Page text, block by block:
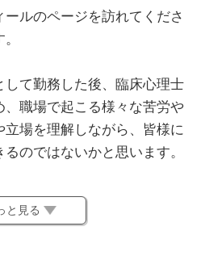
ルのページを訪れてくださ
て勤務した後、臨床心理士
職場で起こる様々な苦労や
場を理解しながら、皆様に
のではないかと思います。
どんな現場でも対応できるよ
る福祉機関、小中高のスクー
と見る